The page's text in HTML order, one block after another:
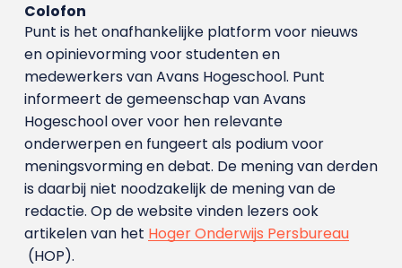
Colofon
Punt is het onafhankelijke platform voor nieuws
en opinievorming voor studenten en
medewerkers van Avans Hoge­school. Punt
informeert de gemeenschap van Avans
Hogeschool over voor hen relevante
onderwerpen en fungeert als podium voor
meningsvorming en debat. De mening van derden
is daarbij niet noodzakelijk de mening van de
redactie. Op de website vinden lezers ook
artikelen van het Hoger Onderwijs Persbureau
(HOP).